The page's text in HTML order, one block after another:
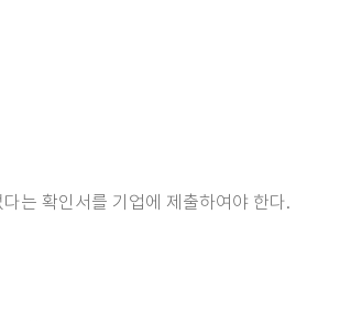
는 확인서를 기업에 제출하여야 한다.